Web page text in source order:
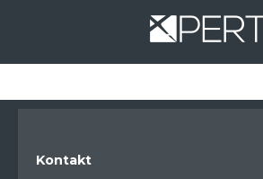
Kontakt